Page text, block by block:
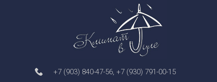
+7 (903) 840-47-56 +7 (930) 791-00-15